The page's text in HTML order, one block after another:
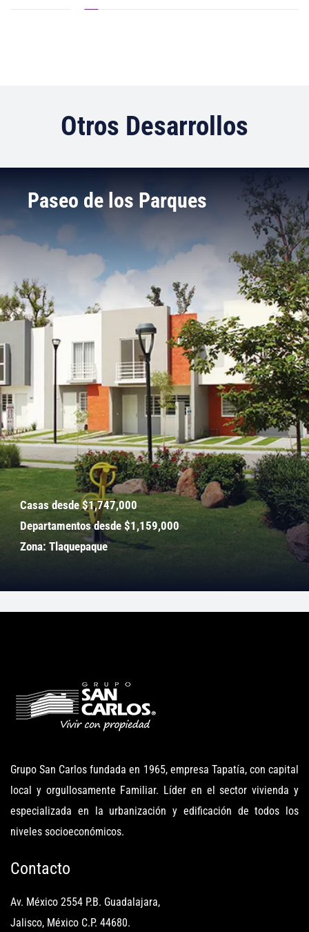
Otros Desarrollos
Paseo de los Parques
Casas desde $1,747,000
Departamentos desde $1,159,000
Zona: Tlaquepaque
Grupo San Carlos fundada en 1965, empresa Tapatía, con capital
local y orgullosamente Familiar. Líder en el sector vivienda y
especializada en la urbanización y edificación de todos los
niveles socioeconómicos.
Contacto
Av. México 2554 P.B. Guadalajara,
Jalisco, México C.P. 44680.